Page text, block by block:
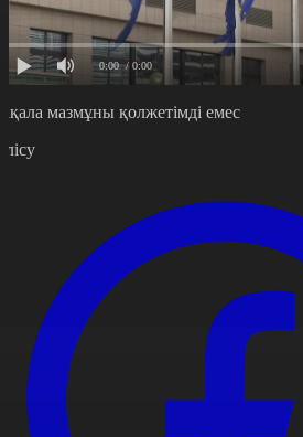
0:00 / 0:00
мазмұны қолжетімді емес